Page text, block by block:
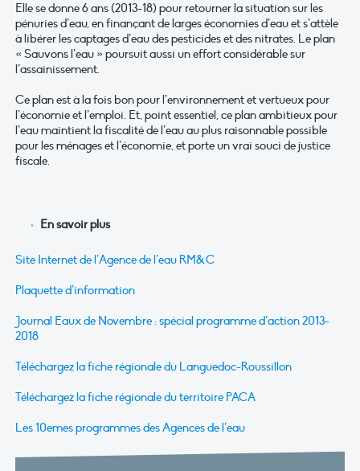
Elle se donne 6 ans (2013-18) pour retourner la situation sur les
pénuries d’eau, en finançant de larges économies d’eau et s’attèle
à libérer les captages d’eau des pesticides et des nitrates. Le plan
« Sauvons l’eau » poursuit aussi un effort considérable sur
l’assainissement.
Ce plan est à la fois bon pour l’environnement et vertueux pour
l’économie et l’emploi. Et, point essentiel, ce plan ambitieux pour
l’eau maintient la fiscalité de l’eau au plus raisonnable possible
pour les ménages et l’économie, et porte un vrai souci de justice
fiscale.
En savoir plus
Site Internet de l’Agence de l’eau RM&C
Plaquette d’information
Journal Eaux de Novembre : spécial programme d’action 2013-
2018
Téléchargez la fiche régionale du Languedoc-Roussillon
Téléchargez la fiche régionale du territoire PACA
Les 10emes programmes des Agences de l’eau